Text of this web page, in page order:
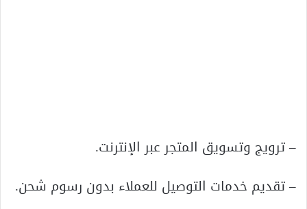
– ترويج وتسويق المتجر عبر الإنترنت.
– تقديم خدمات التوصيل للعملاء بدون رسوم شحن.